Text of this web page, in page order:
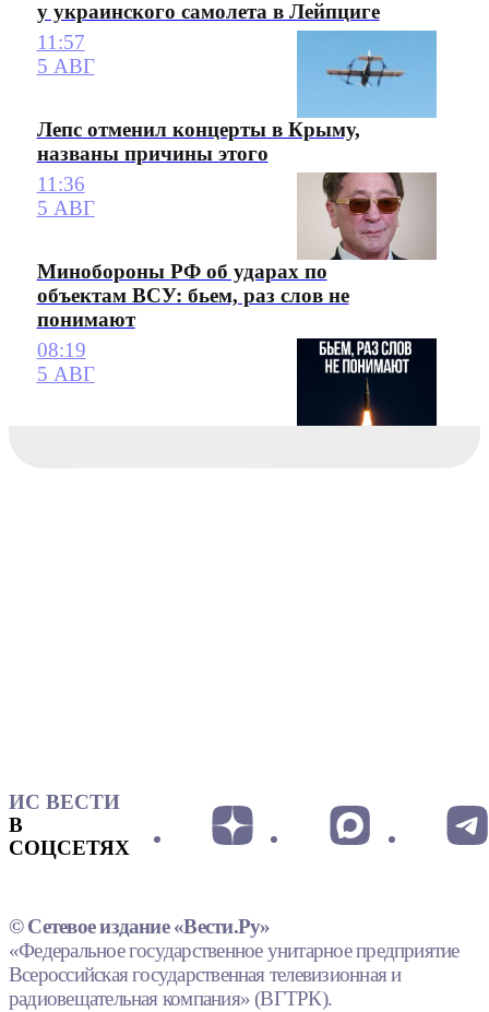
у украинского самолета в Лейпциге
11:57
5 АВГ
Лепс отменил концерты в Крыму,
названы причины этого
11:36
5 АВГ
Минобороны РФ об ударах по
объектам ВСУ: бьем, раз слов не
понимают
08:19
5 АВГ
ИС ВЕСТИ
В
СОЦСЕТЯХ
© Сетевое издание «Вести.Ру»
«Федеральное государственное унитарное предприятие
Всероссийская государственная телевизионная и
радиовещательная компания» (ВГТРК).